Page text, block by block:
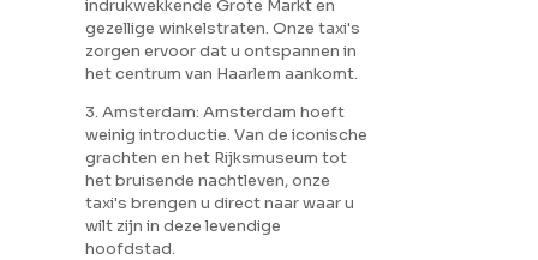
indrukwekkende Grote Markt en
gezellige winkelstraten. Onze taxi's
zorgen ervoor dat u ontspannen in
het centrum van Haarlem aankomt.
3. Amsterdam: Amsterdam hoeft
weinig introductie. Van de iconische
grachten en het Rijksmuseum tot
het bruisende nachtleven, onze
taxi's brengen u direct naar waar u
wilt zijn in deze levendige
hoofdstad.